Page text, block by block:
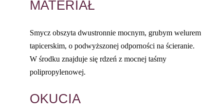
MATERIAŁ
Smycz obszyta dwustronnie mocnym, grubym welurem
tapicerskim, o podwyższonej odporności na ścieranie.
W środku znajduje się rdzeń z mocnej taśmy
polipropylenowej.
OKUCIA